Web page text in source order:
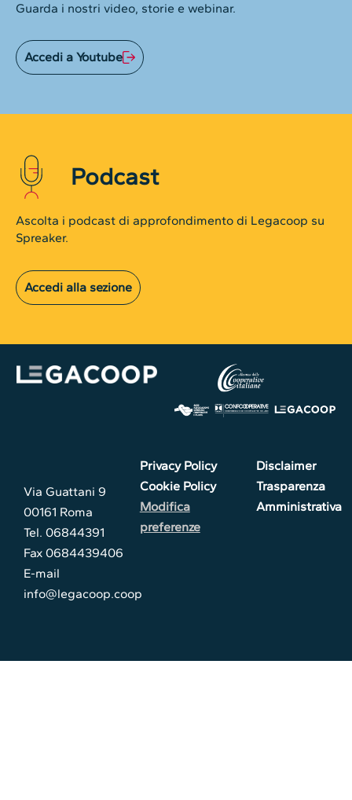
Guarda i nostri video, storie e webinar.
Accedi a Youtube
Podcast
Ascolta i podcast di approfondimento di Legacoop su
Spreaker.
Accedi alla sezione
Via Guattani 9
00161 Roma
Tel. 06844391
Fax 0684439406
E-mail
info@legacoop.coop
Privacy Policy
Cookie Policy
Modifica
preferenze
Disclaimer
Trasparenza
Amministrativa